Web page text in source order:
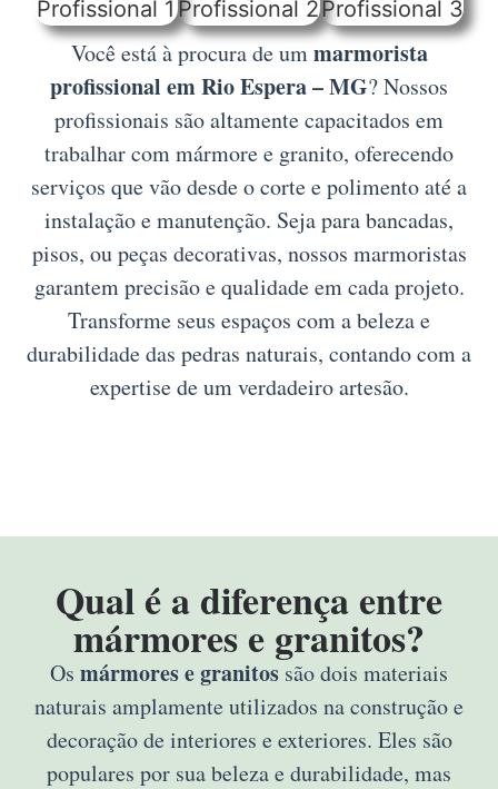
Você está à procura de ummarmorista
profissional em Rio Espera – MG? Nossos
profissionais são altamente capacitados em
trabalhar com mármore e granito, oferecendo
serviços que vão desde o corte e polimento até a
instalação e manutenção. Seja para bancadas,
pisos, ou peças decorativas, nossos marmoristas
garantem precisão e qualidade em cada projeto.
Transforme seus espaços com a beleza e
durabilidade das pedras naturais, contando com a
expertise de um verdadeiro artesão.
Qual é a diferença entre
mármores e granitos?
Os mármores e granitos são dois materiais
naturais amplamente utilizados na construção e
decoração de interiores e exteriores. Eles são
populares por sua beleza e durabilidade, mas